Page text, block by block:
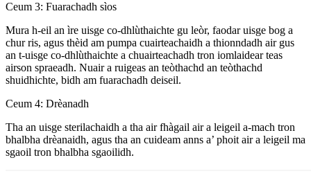
Ceum 3: Fuarachadh sìos
Mura h-eil an ìre uisge co-dhlùthaichte gu leòr, faodar uisge bog a
chur ris, agus thèid am pumpa cuairteachaidh a thionndadh air gus
an t-uisge co-dhlùthaichte a chuairteachadh tron ​​iomlaidear teas
airson spraeadh. Nuair a ruigeas an teòthachd an teòthachd
shuidhichte, bidh am fuarachadh deiseil.
Ceum 4: Drèanadh
Tha an uisge sterilachaidh a tha air fhàgail air a leigeil a-mach tron ​​
bhalbha drèanaidh, agus tha an cuideam anns a’ phoit air a leigeil ma
sgaoil tron ​​bhalbha sgaoilidh.